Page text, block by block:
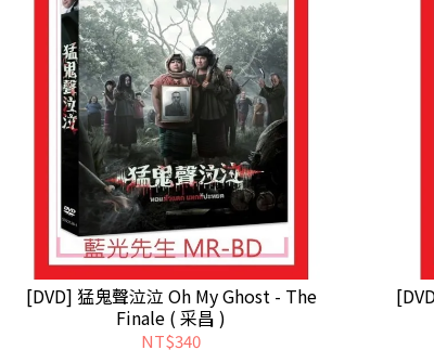
[DVD] 猛鬼聲泣泣 Oh My Ghost - The
Finale ( 采昌 )
NT$340